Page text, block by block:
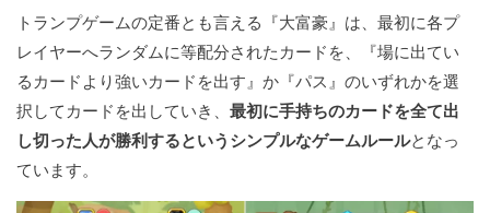
トランプゲームの定番とも言える『大富豪』は、最初に各プ
レイヤーへランダムに等配分されたカードを、『場に出てい
るカードより強いカードを出す』か『パス』のいずれかを選
択してカードを出していき、 最初に手持ちのカードを全て出
し切った人が勝利するというシンプルなゲームルールとなっ
ています。